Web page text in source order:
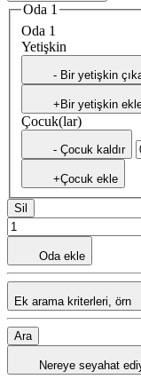
Oda 1
Oda 1
Yetişkin
- Bir yetişkin
+Bir yetişkin
Çocuk(lar)
- Çocuk kaldır
+Çocuk ekle
Sil
Oda ekle
Ek arama kriterleri, örn
Ara
Nereye seyahat